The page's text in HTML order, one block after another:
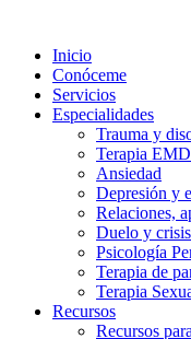
contenido
Inicio
Conóceme
Servicios
Especialidades
Trauma y
Terapia
Ansiedad
Depresión y
Relaciones,
Duelo y
Psicología
Terapia de
Terapia
Recursos
Recursos